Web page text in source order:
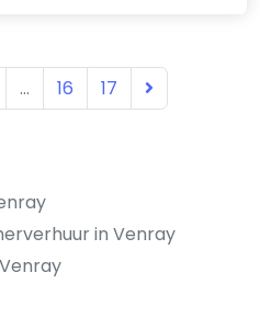
in Venray
... 16 17